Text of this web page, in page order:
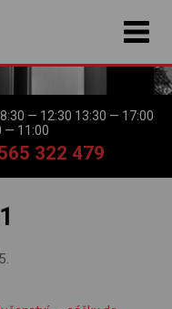
8:30 — 12:30 13:30 — 17:00
— 11:00
322 479